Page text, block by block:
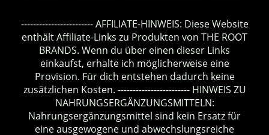
------------------------ AFFILIATE-HINWEIS: Diese Website
enthält Affiliate-Links zu Produkten von THE ROOT
BRANDS. Wenn du über einen dieser Links
einkaufst, erhalte ich möglicherweise eine
Provision. Für dich entstehen dadurch keine
zusätzlichen Kosten. ------------------------ HINWEIS ZU
NAHRUNGSERGÄNZUNGSMITTELN:
Nahrungsergänzungsmittel sind kein Ersatz für
eine ausgewogene und abwechslungsreiche